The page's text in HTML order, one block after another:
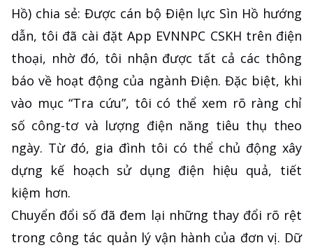
Hồ) chia sẻ: Được cán bộ Điện lực Sìn Hồ hướng
dẫn, tôi đã cài đặt App EVNNPC CSKH trên điện
thoại, nhờ đó, tôi nhận được tất cả các thông
báo về hoạt động của ngành Điện. Đặc biệt, khi
vào mục “Tra cứu”, tôi có thể xem rõ ràng chỉ
số công-tơ và lượng điện năng tiêu thụ theo
ngày. Từ đó, gia đình tôi có thể chủ động xây
dựng kế hoạch sử dụng điện hiệu quả, tiết
kiệm hơn.
Chuyển đổi số đã đem lại những thay đổi rõ rệt
trong công tác quản lý vận hành của đơn vị. Dữ